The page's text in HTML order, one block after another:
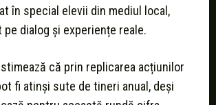
în special elevii din mediul local,
pe dialog și experiențe reale.
că prin replicarea acțiunilor
fi atinși sute de tineri anual, deși